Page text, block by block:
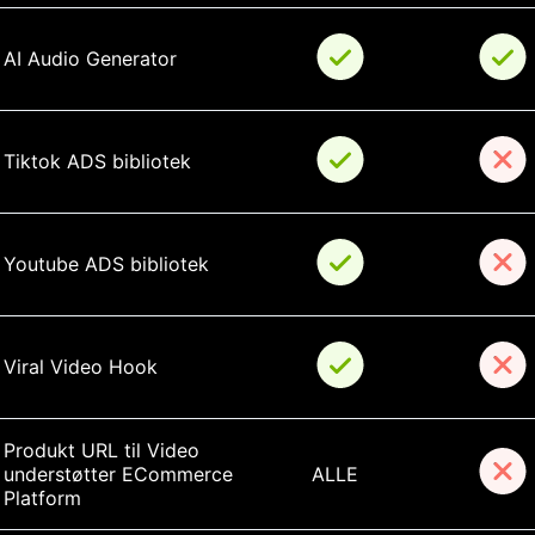
AI Audio Generator
Tiktok ADS bibliotek
Youtube ADS bibliotek
Viral Video Hook
Produkt URL til Video
understøtter ECommerce
Platform
ALLE